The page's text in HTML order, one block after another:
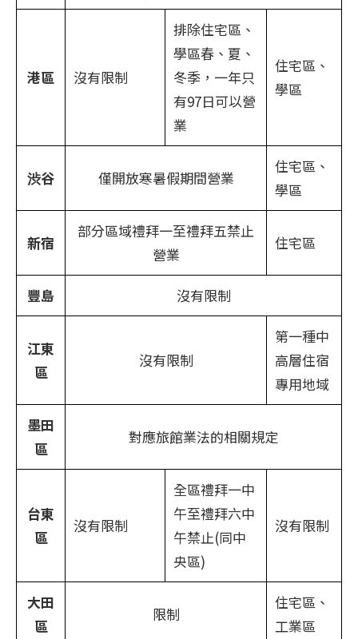
港區 沒有限制
排除住宅區、
學區春、夏、
冬季，一年只
有97日可以營
業
住宅區、
學區
渋谷 僅開放寒暑假期間營業
住宅區、
學區
新宿
部分區域禮拜一至禮拜五禁止
營業
住宅區
豐島 沒有限制
江東
區
沒有限制
第一種中
高層住宿
專用地域
墨田
區
對應旅館業法的相關規定
台東
區
沒有限制
全區禮拜一中
午至禮拜六中
午禁止(同中
央區)
沒有限制
大田
區
限制
住宅區、
工業區